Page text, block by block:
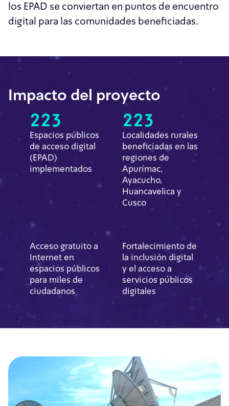
los EPAD se conviertan en puntos de encuentro
digital para las comunidades beneficiadas.
Impacto del proyecto
223
Espacios públicos
de acceso digital
(EPAD)
implementados
223
Localidades rurales
beneficiadas en las
regiones de
Apurímac,
Ayacucho,
Huancavelica y
Cusco
Acceso gratuito a
Internet en
espacios públicos
para miles de
ciudadanos
Fortalecimiento de
la inclusión digital
y el acceso a
servicios públicos
digitales